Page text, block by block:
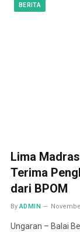
BERITA
Lima
Terima
dari BPOM
By ADMIN
Ungaran – Balai